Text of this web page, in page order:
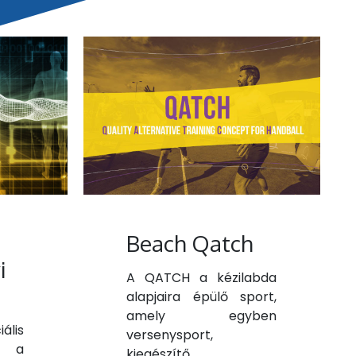
a
Beach Qatch
A QATCH a kézilabda
alapjaira épülő sport,
amely egyben
versenysport,